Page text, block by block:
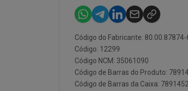
Código do Fabricante: 80.00.87874-
Código: 12299
Código NCM: 35061090
Código de Barras do Produto:
Código de Barras da Caixa: